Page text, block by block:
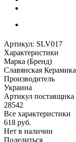
Артикул: SLV017
Характеристики
Марка (Бренд)
Славянская Керамика
Производитель
Украина
Артикул поставщика
28542
Все характеристики
618 руб.
Нет в наличии
Поделиться